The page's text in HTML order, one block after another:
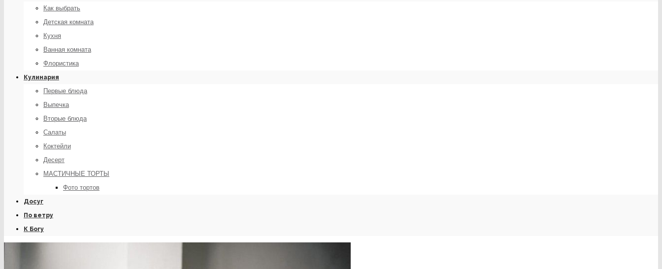
Как выбрать
Детская комната
Кухня
Ванная комната
Флористика
Кулинария
Первые блюда
Выпечка
Вторые блюда
Салаты
Коктейли
Десерт
МАСТИЧНЫЕ ТОРТЫ
Фото тортов
Досуг
По ветру
К Богу